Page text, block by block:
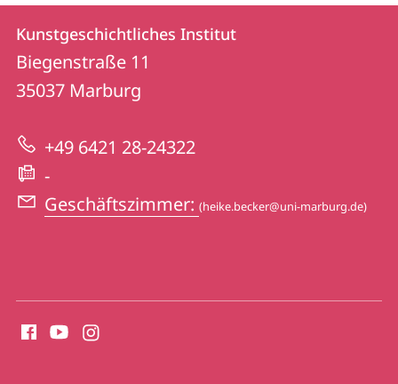
Kontakt
und
Informationen
zur
Website
Kontaktinformationen
Kunstgeschichtliches
Institut
Kunstgeschichtliches Institut
Biegenstraße 11
35037 Marburg
+49 6421 28-24322
-
Geschäftszimmer: (heike.becker@uni-marburg.de)
Media